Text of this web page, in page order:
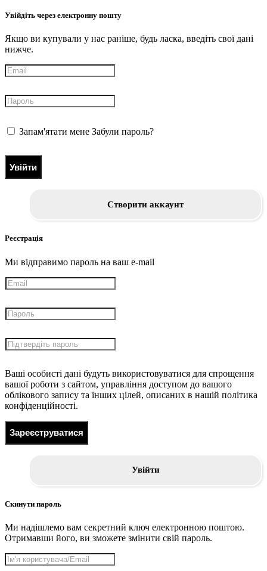
Увійдіть через електронну пошту
Якщо ви купували у нас раніше, будь ласка, введіть свої дані
нижче.
Запам'ятати мене Забули пароль?
Увійти
Створити аккаунт
Реєстрація
Ми відправимо пароль на ваш e-mail
Ваші особисті дані будуть використовуватися для спрощення
вашої роботи з сайтом, управління доступом до вашого
облікового запису та інших цілей, описаних в нашій політика
конфіденційності.
Зареєструватися
Увійти
Скинути пароль
Ми надішлемо вам секретний ключ електронною поштою.
Отримавши його, ви зможете змінити свій пароль.